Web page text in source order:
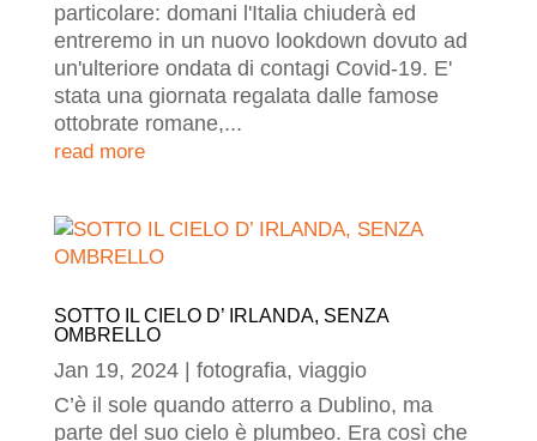
particolare: domani l'Italia chiuderà ed
entreremo in un nuovo lookdown dovuto ad
un'ulteriore ondata di contagi Covid-19. E'
stata una giornata regalata dalle famose
ottobrate romane,...
read more
SOTTO IL CIELO D’ IRLANDA, SENZA
OMBRELLO
Jan 19, 2024| fotografia, viaggio
C’è il sole quando atterro a Dublino, ma
parte del suo cielo è plumbeo. Era così che